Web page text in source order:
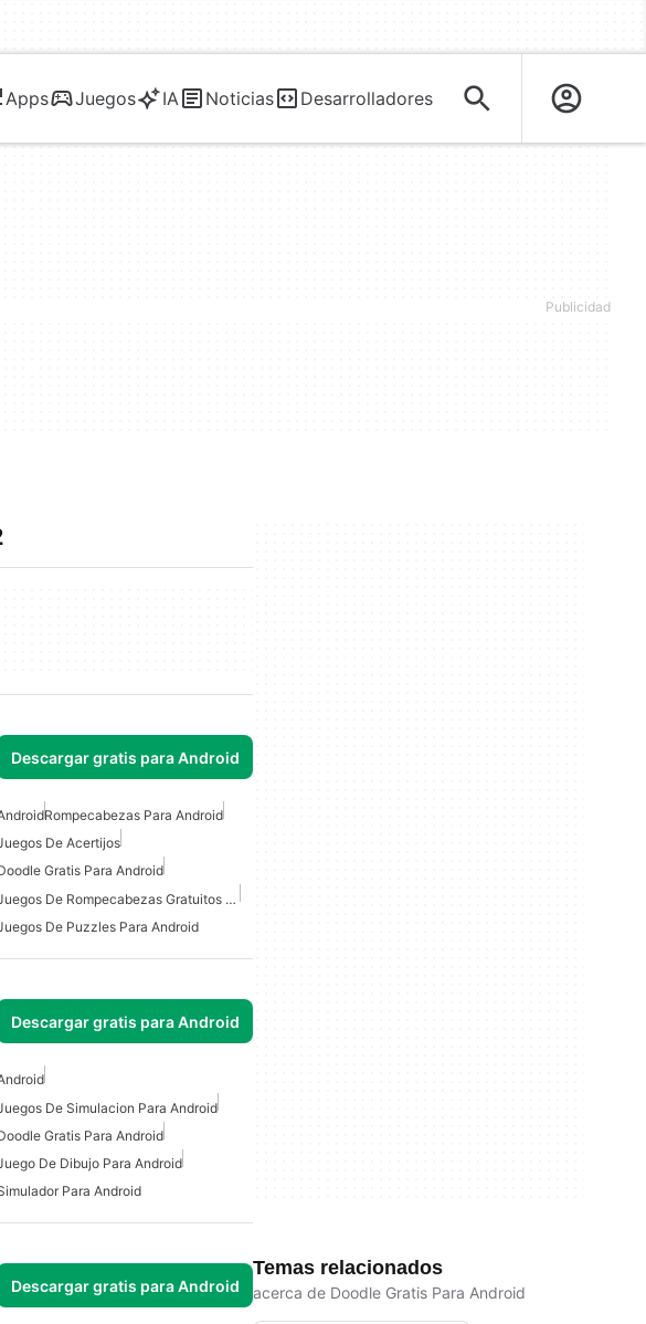
Apps Juegos IA Noticias Desarrolladores
Descargar gratis para Android
Rompecabezas Para Android
De Acertijos
Gratis Para Android
Juegos De Rompecabezas Gratuitos Para Android
De Puzzles Para Android
Descargar gratis para Android
De Simulacion Para Android
Gratis Para Android
De Dibujo Para Android
Para Android
Descargar gratis para Android
Temas relacionados
acerca de Doodle Gratis Para Android